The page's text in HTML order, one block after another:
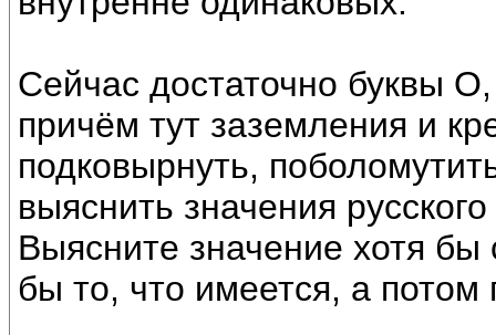
Сейчас достаточно буквы
причём тут заземления и
подковырнуть,
выяснить значения
Выясните значение хотя
бы то, что имеется, а